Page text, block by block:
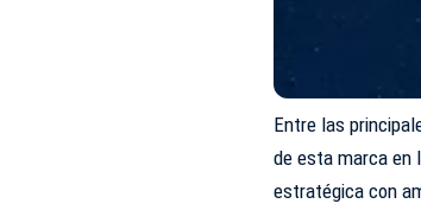
Entre las
de esta marca en
estratégica con